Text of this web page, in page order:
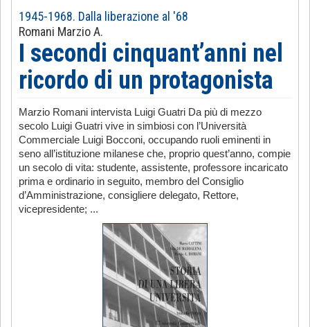
1945-1968. Dalla liberazione al '68
Romani Marzio A.
I secondi cinquant’anni nel
ricordo di un protagonista
Marzio Romani intervista Luigi Guatri Da più di mezzo
secolo Luigi Guatri vive in simbiosi con l’Università
Commerciale Luigi Bocconi, occupando ruoli eminenti in
seno all’istituzione milanese che, proprio quest’anno, compie
un secolo di vita: studente, assistente, professore incaricato
prima e ordinario in seguito, membro del Consiglio
d’Amministrazione, consigliere delegato, Rettore,
vicepresidente; ...